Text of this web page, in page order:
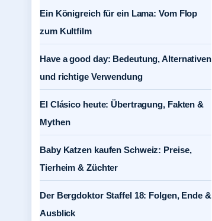
Ein Königreich für ein Lama: Vom Flop
zum Kultfilm
Have a good day: Bedeutung, Alternativen
und richtige Verwendung
El Clásico heute: Übertragung, Fakten &
Mythen
Baby Katzen kaufen Schweiz: Preise,
Tierheim & Züchter
Der Bergdoktor Staffel 18: Folgen, Ende &
Ausblick